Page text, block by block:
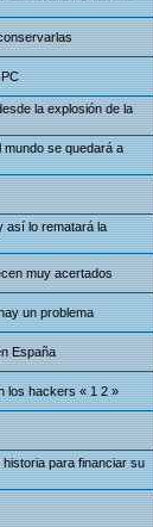
la explosión de la
mundo se quedará a
así lo rematará la
muy acertados
un problema
España
los hackers «1 2»
para financiar su